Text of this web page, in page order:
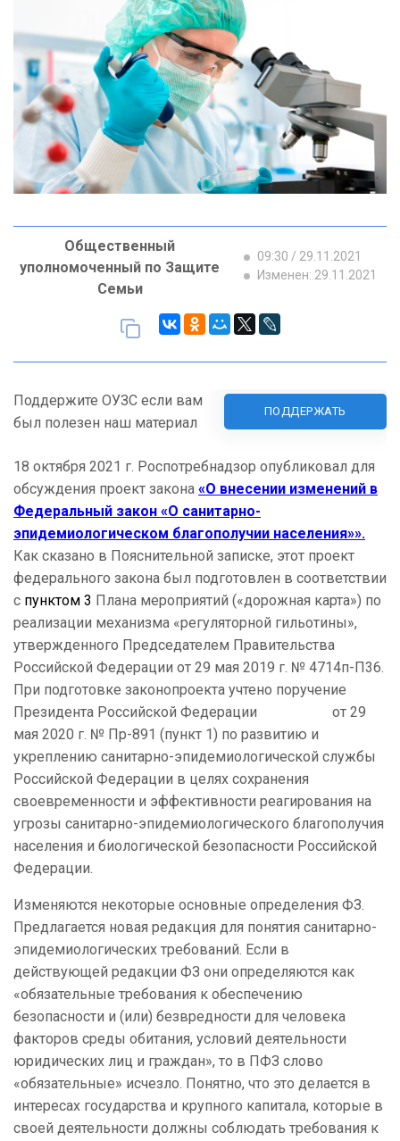
Общественный
уполномоченный по Защите
Семьи
09:30 / 29.11.2021
Изменен: 29.11.2021
Поддержите ОУЗС если вам
был полезен наш материал
ПОДДЕРЖАТЬ
18 октября 2021 г. Роспотребнадзор опубликовал для
обсуждения проект закона «О внесении изменений в
Федеральный закон «О санитарно-
эпидемиологическом благополучии населения»».
Как сказано в Пояснительной записке, этот проект
федерального закона был подготовлен в соответствии
с пунктом 3 Плана мероприятий («дорожная карта») по
реализации механизма «регуляторной гильотины»,
утвержденного Председателем Правительства
Российской Федерации от 29 мая 2019 г. № 4714п-П36.
При подготовке законопроекта учтено поручение
Президента Российской Федерации от 29
мая 2020 г. № Пр-891 (пункт 1) по развитию и
укреплению санитарно-эпидемиологической службы
Российской Федерации в целях сохранения
своевременности и эффективности реагирования на
угрозы санитарно-эпидемиологического благополучия
населения и биологической безопасности Российской
Федерации.
Изменяются некоторые основные определения ФЗ.
Предлагается новая редакция для понятия санитарно-
эпидемиологических требований. Если в
действующей редакции ФЗ они определяются как
«обязательные требования к обеспечению
безопасности и (или) безвредности для человека
факторов среды обитания, условий деятельности
юридических лиц и граждан», то в ПФЗ слово
«обязательные» исчезло. Понятно, что это делается в
интересах государства и крупного капитала, которые в
своей деятельности должны соблюдать требования к